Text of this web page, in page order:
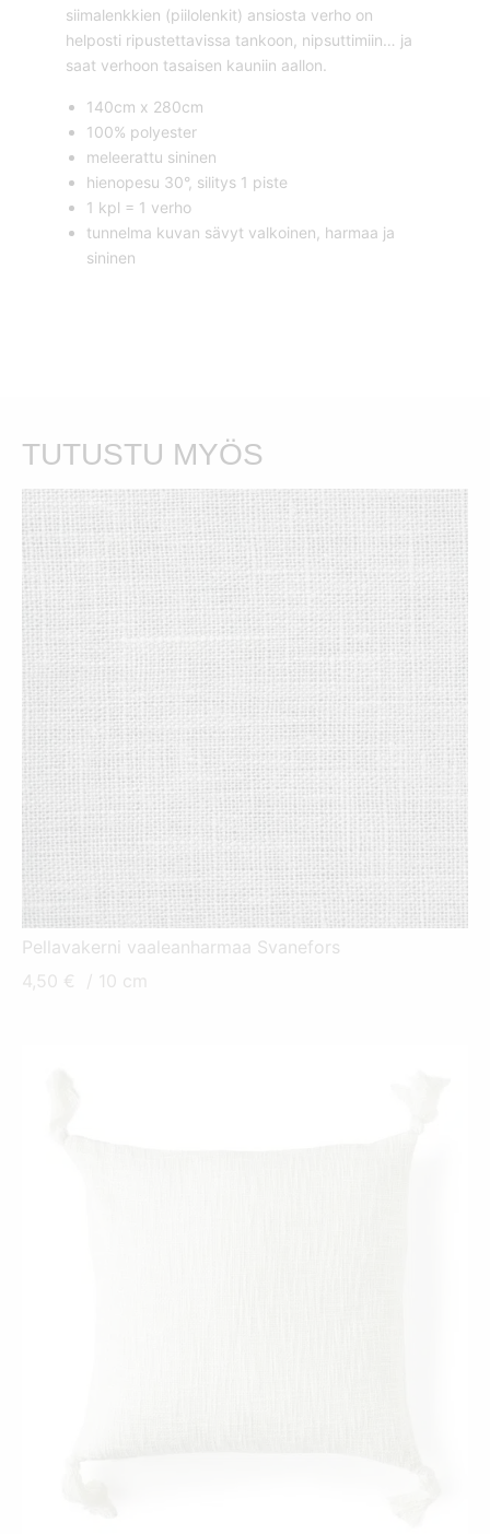
siimalenkkien (piilolenkit) ansiosta verho on
helposti ripustettavissa tankoon, nipsuttimiin… ja
saat verhoon tasaisen kauniin aallon.
140cm x 280cm
100% polyester
meleerattu sininen
hienopesu 30°, silitys 1 piste
1 kpl = 1 verho
tunnelma kuvan sävyt valkoinen, harmaa ja
sininen
TUTUSTU MYÖS
Pellavakerni vaaleanharmaa Svanefors
4,50 € / 10 cm